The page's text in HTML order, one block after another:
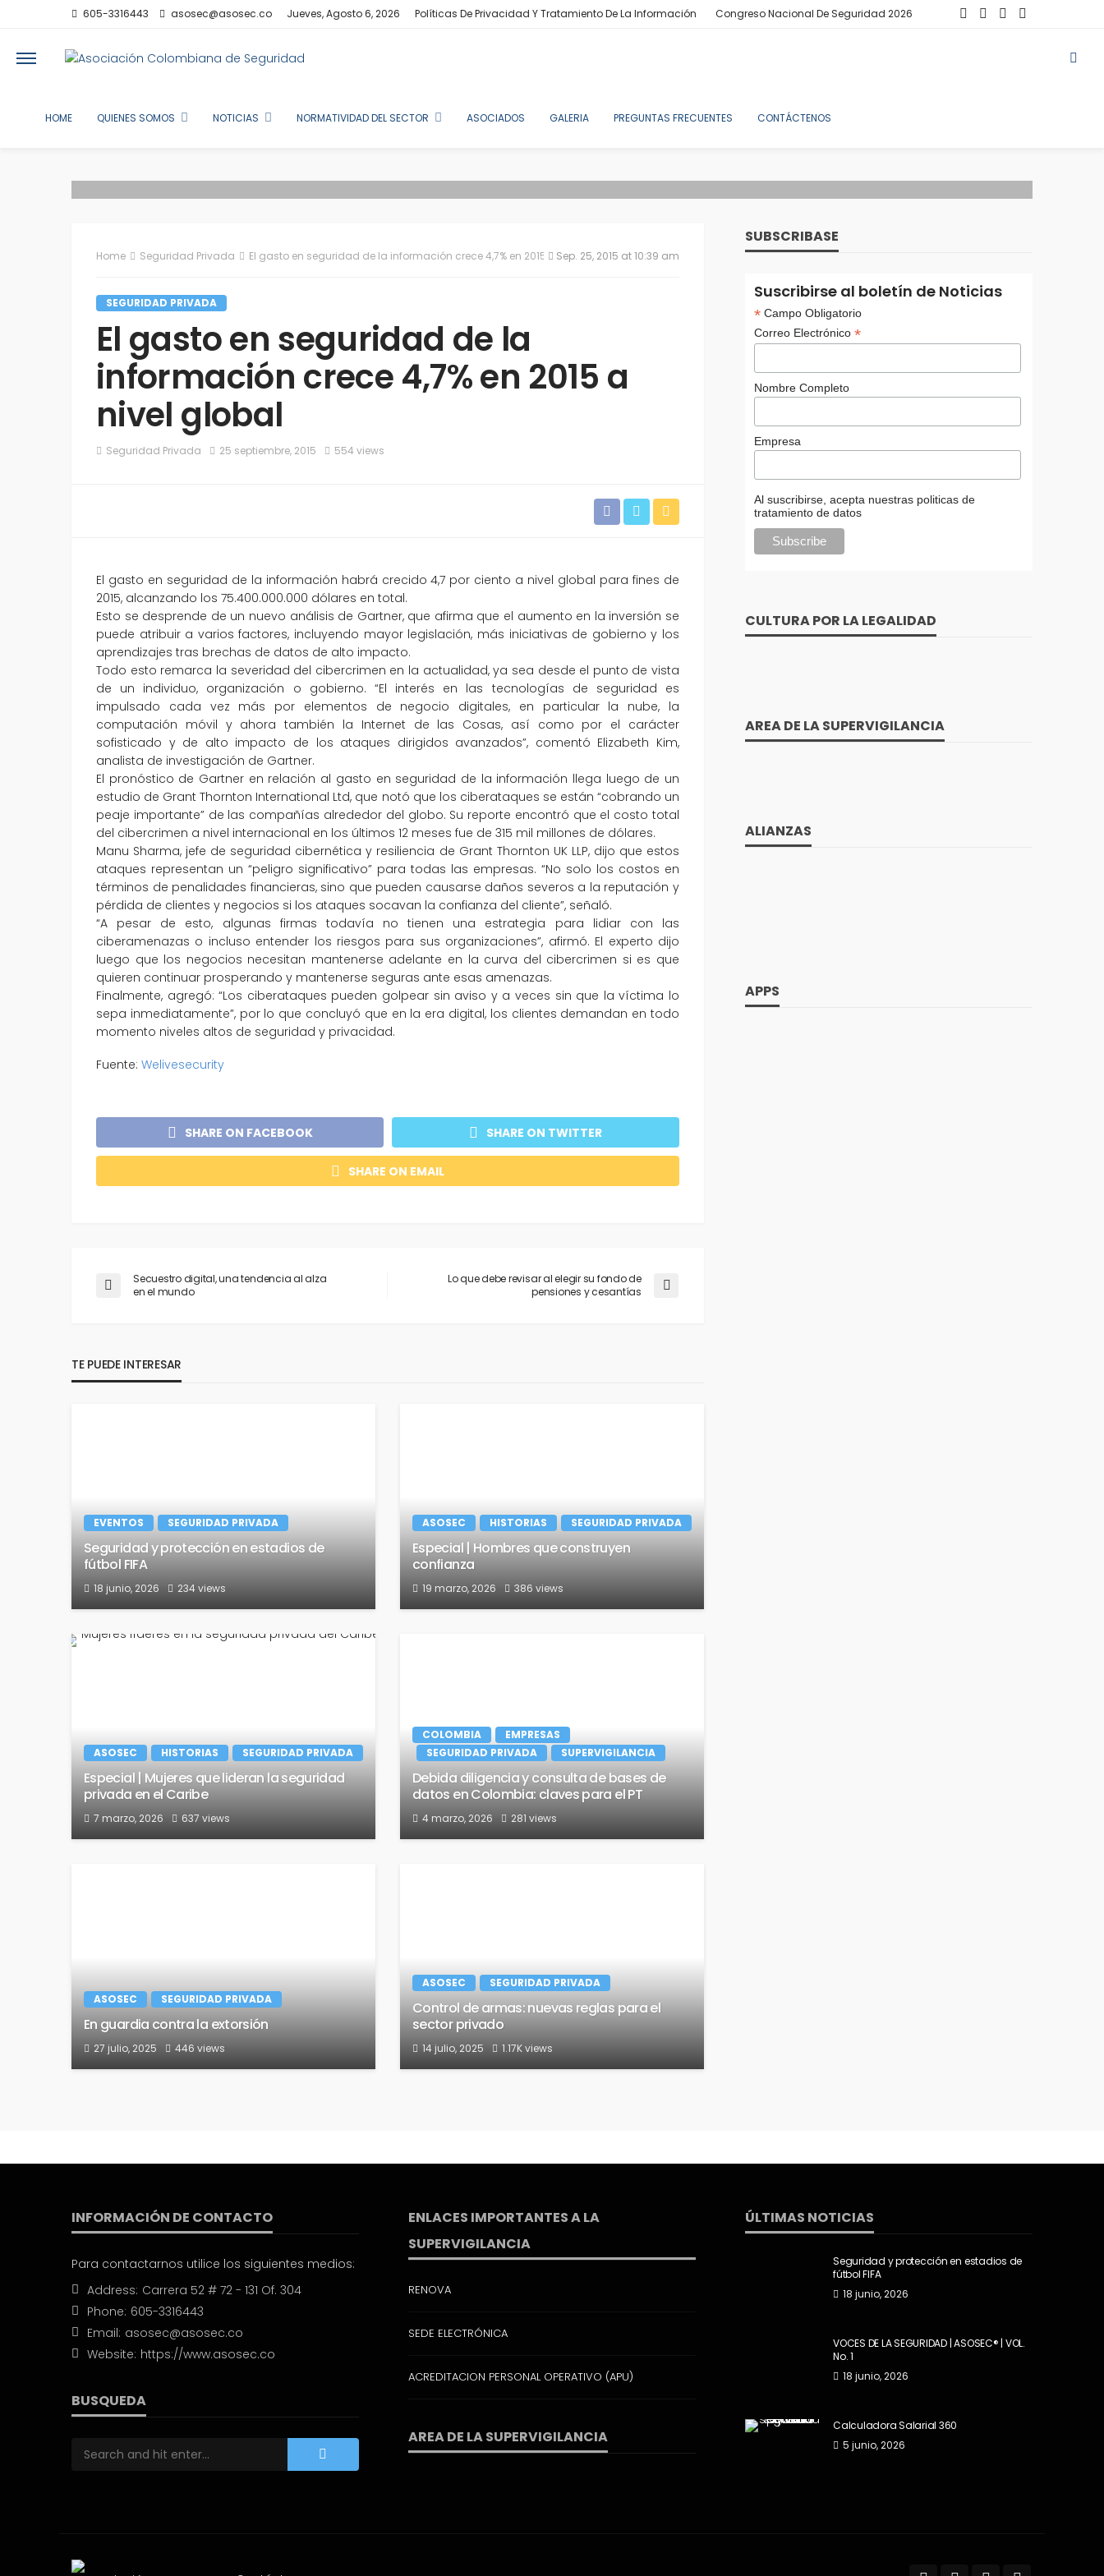
605-3316443 asosec@asosec.co Jueves, Agosto 6, 2026 Políticas De Privacidad Y Tratamiento De La Información Congreso Nacional De Seguridad 2026
HOME QUIENES SOMOS NOTICIAS NORMATIVIDAD DEL SECTOR ASOCIADOS GALERIA PREGUNTAS FRECUENTES CONTÁCTENOS
Home Seguridad Privada El gasto en seguridad de la información crece 4,7% en 2015 a nivel globalSep. 25, 2015 at 10:39 am
SEGURIDAD PRIVADA
El gasto en seguridad de la
información crece 4,7% en 2015 a
nivel global
Seguridad Privada 25 septiembre, 2015 554 views
El gasto en seguridad de la información habrá crecido 4,7 por ciento a nivel global para fines de
2015, alcanzando los 75.400.000.000 dólares en total.
Esto se desprende de un nuevo análisis de Gartner, que afirma que el aumento en la inversión se
puede atribuir a varios factores, incluyendo mayor legislación, más iniciativas de gobierno y los
aprendizajes tras brechas de datos de alto impacto.
Todo esto remarca la severidad del cibercrimen en la actualidad, ya sea desde el punto de vista
de un individuo, organización o gobierno. “El interés en las tecnologías de seguridad es
impulsado cada vez más por elementos de negocio digitales, en particular la nube, la
computación móvil y ahora también la Internet de las Cosas, así como por el carácter
sofisticado y de alto impacto de los ataques dirigidos avanzados”, comentó Elizabeth Kim,
analista de investigación de Gartner.
El pronóstico de Gartner en relación al gasto en seguridad de la información llega luego de un
estudio de Grant Thornton International Ltd, que notó que los ciberataques se están “cobrando un
peaje importante” de las compañías alrededor del globo. Su reporte encontró que el costo total
del cibercrimen a nivel internacional en los últimos 12 meses fue de 315 mil millones de dólares.
Manu Sharma, jefe de seguridad cibernética y resiliencia de Grant Thornton UK LLP, dijo que estos
ataques representan un “peligro significativo” para todas las empresas. “No solo los costos en
términos de penalidades financieras, sino que pueden causarse daños severos a la reputación y
pérdida de clientes y negocios si los ataques socavan la confianza del cliente”, señaló.
“A pesar de esto, algunas firmas todavía no tienen una estrategia para lidiar con las
ciberamenazas o incluso entender los riesgos para sus organizaciones”, afirmó. El experto dijo
luego que los negocios necesitan mantenerse adelante en la curva del cibercrimen si es que
quieren continuar prosperando y mantenerse seguras ante esas amenazas.
Finalmente, agregó: “Los ciberataques pueden golpear sin aviso y a veces sin que la víctima lo
sepa inmediatamente”, por lo que concluyó que en la era digital, los clientes demandan en todo
momento niveles altos de seguridad y privacidad.
Fuente: Welivesecurity
SHARE ON FACEBOOK SHARE ON TWITTER
SHARE ON EMAIL
Secuestro digital, una tendencia al alza
en el mundo
Lo que debe revisar al elegir su fondo de
pensiones y cesantías
TE PUEDE INTERESAR
EVENTOS SEGURIDAD PRIVADA
Seguridad y protección en estadios de
fútbol FIFA
18 junio, 2026 234 views
ASOSEC HISTORIAS SEGURIDAD PRIVADA
Especial | Hombres que construyen
confianza
19 marzo, 2026 386 views
ASOSEC HISTORIAS SEGURIDAD PRIVADA
Especial | Mujeres que lideran la seguridad
privada en el Caribe
7 marzo, 2026 637 views
COLOMBIA
EMPRESAS
SEGURIDAD PRIVADA
SUPERVIGILANCIA
Debida diligencia y consulta de bases de
datos en Colombia: claves para el PT
4 marzo, 2026 281 views
ASOSEC SEGURIDAD PRIVADA
En guardia contra la extorsión
27 julio, 2025 446 views
ASOSEC SEGURIDAD PRIVADA
Control de armas: nuevas reglas para el
sector privado
14 julio, 2025 1.17K views
SUBSCRIBASE
Suscribirse al boletín de Noticias
*Campo Obligatorio
Correo Electrónico *
Nombre Completo
Empresa
Al suscribirse, acepta nuestras politicas de
tratamiento de datos
CULTURA POR LA LEGALIDAD
AREA DE LA SUPERVIGILANCIA
ALIANZAS
APPS
INFORMACIÓN DE CONTACTO
Para contactarnos utilice los siguientes medios:
Address: Carrera 52 # 72 - 131 Of. 304
Phone: 605-3316443
Email: asosec@asosec.co
Website: https://www.asosec.co
BUSQUEDA
ENLACES IMPORTANTES A LA
SUPERVIGILANCIA
RENOVA
SEDE ELECTRÓNICA
ACREDITACION PERSONAL OPERATIVO (APU)
AREA DE LA SUPERVIGILANCIA
ÚLTIMAS NOTICIAS
Seguridad y protección en estadios de
fútbol FIFA
18 junio, 2026
VOCES DE LA SEGURIDAD | ASOSEC® | VOL.
No. 1
18 junio, 2026
Calculadora Salarial 360
5 junio, 2026